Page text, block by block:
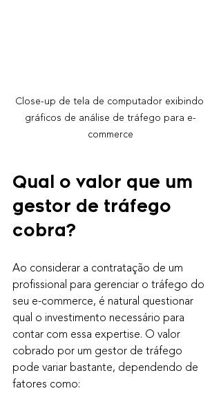
Close-up de tela de computador exibindo
gráficos de análise de tráfego para e-
commerce
Qual o valor que um
gestor de tráfego
cobra?
Ao considerar a contratação de um
profissional para gerenciar o tráfego do
seu e-commerce, é natural questionar
qual o investimento necessário para
contar com essa expertise. O valor
cobrado por um gestor de tráfego
pode variar bastante, dependendo de
fatores como: